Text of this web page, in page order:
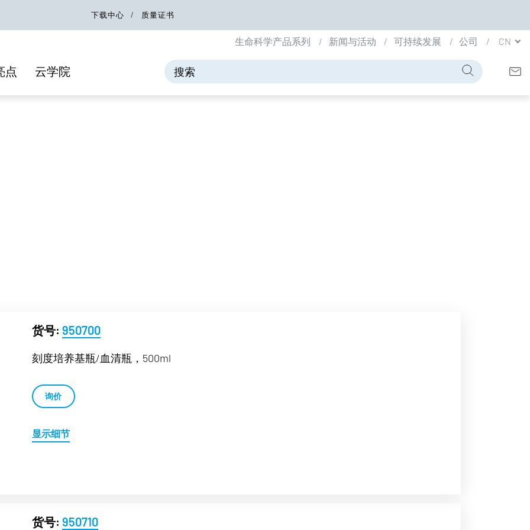
下载中心 质量证书
点 云学院
生命科学产品系列 新闻与活动 可持续发展 公司 CN
货号: 950700
刻度培养基瓶/血清瓶，500ml
询价
显示细节
货号: 950710